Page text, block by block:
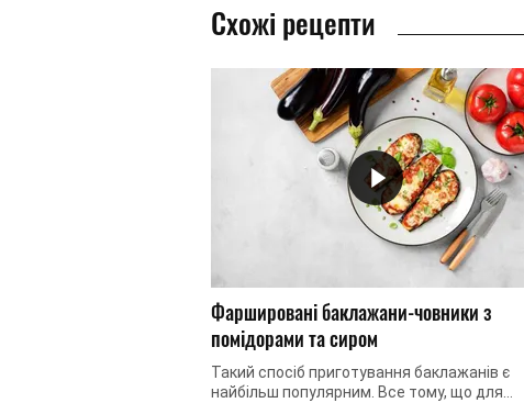
Схожі рецепти
Фаршировані баклажани-човники з
помідорами та сиром
Такий спосіб приготування баклажанів є
найбільш популярним. Все тому, що для